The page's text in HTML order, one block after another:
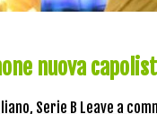
nuova
, Serie B Leave a